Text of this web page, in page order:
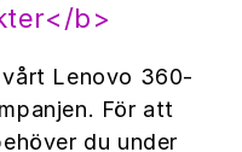
b>
Lenovo 360-
För att
du under